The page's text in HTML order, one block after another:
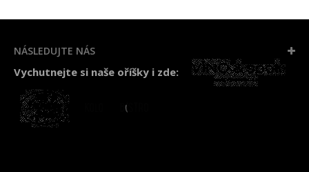
NÁSLEDUJTE NÁS
Vychutnejte si naše oříšky i zde: